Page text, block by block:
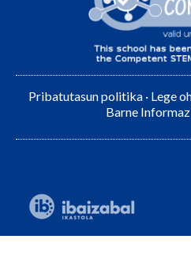
Pribatutasun politika · Lege
Barne